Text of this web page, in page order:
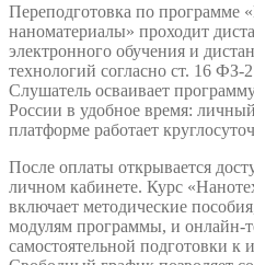
Переподготовка по программе
наноматериалы» проходит
электронного обучения и
технологий согласно ст. 16
Слушатель осваивает
России в удобное время:
платформе работает
После оплаты открывается
личном кабинете. Курс
включает методические
модулям программы, и онлайн-
самостоятельной подготовки к